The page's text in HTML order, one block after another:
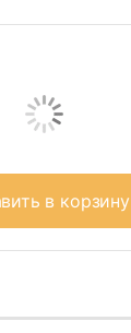
в корзину